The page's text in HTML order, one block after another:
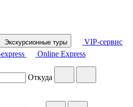
Экскурсионные туры
VIP-сервис
Online Express
Откуда